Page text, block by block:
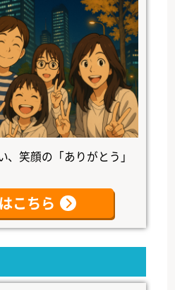
笑顔の「ありがとう」
こちら